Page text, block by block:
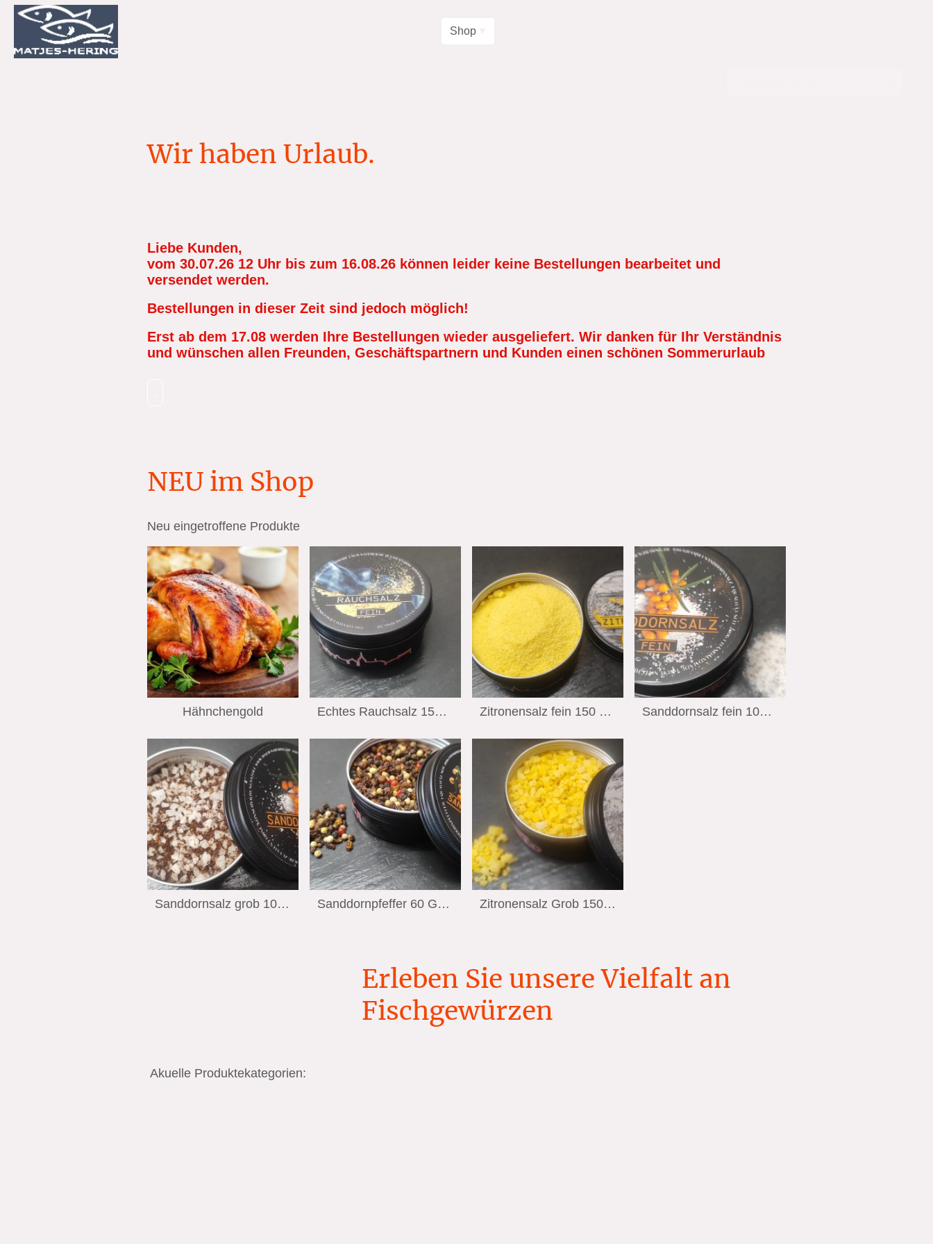
Shop
Wir haben Urlaub.
Liebe Kunden,
vom 30.07.26 12 Uhr bis zum 16.08.26 können leider keine Bestellungen bearbeitet und
versendet werden.
Bestellungen in dieser Zeit sind jedoch möglich!
Erst ab dem 17.08 werden Ihre Bestellungen wieder ausgeliefert. Wir danken für Ihr Verständnis
und wünschen allen Freunden, Geschäftspartnern und Kunden einen schönen Sommerurlaub
NEU im Shop
Neu eingetroffene Produkte
Hähnchengold Echtes Rauchsalz 150 Gramm Wiechmann Stralsund Edition Zitronensalz fein 150 Gramm Wiechman Stralsund Edition Sanddornsalz fein 100 Gramm Wiechmann Stralsund Edition
Sanddornsalz grob 100 Gramm Wiechmann Stralsund Edition Sanddornpfeffer 60 Gramm Wiechmann Stralsund Edition Zitronensalz Grob 150 Gramm Wiechman Stralsund Edition
Erleben Sie unsere Vielfalt an
Fischgewürzen
Akuelle Produktekategorien: